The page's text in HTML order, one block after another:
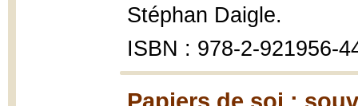
Stéphan Daigle.
ISBN : 978-2-921956-